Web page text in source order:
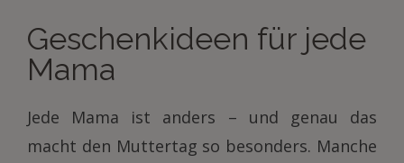
Geschenkideen für jede
Mama
Jede Mama ist anders – und genau das
macht den Muttertag so besonders. Manche